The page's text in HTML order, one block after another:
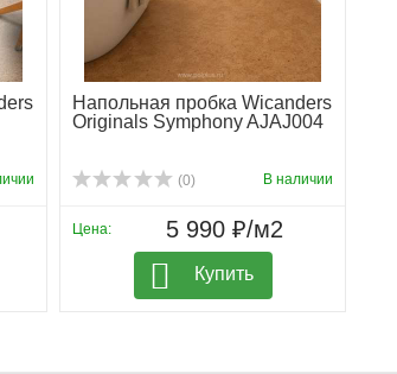
Напольная пробка Wicanders
Originals Symphony AJAJ004
(0) В наличии
Цена: 5 990 ₽/м2
Купить